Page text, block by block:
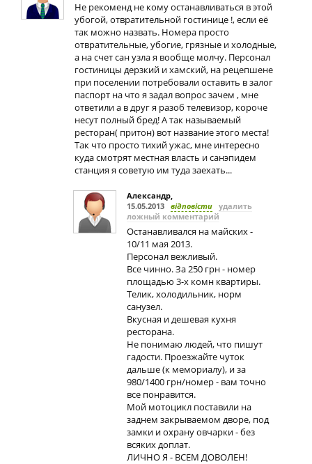
Не рекоменд не кому останавливаться в этой
убогой, отвратительной гостинице !, если её
так можно назвать. Номера просто
отвратительные, убогие, грязные и холодные,
а на счет сан узла я вообще молчу. Персонал
гостиницы дерзкий и хамский, на рецепшене
при поселении потребовали оставить в залог
паспорт на что я задал вопрос зачем , мне
ответили а в друг я разоб телевизор, короче
несут полный бред! А так называемый
ресторан( притон) вот название этого места!
Так что просто тихий ужас, мне интересно
куда смотрят местная власть и санэпидем
станция я советую им туда заехать...
Александр,
15.05.2013 відповісти удалить
ложный комментарий
Останавливался на майских -
10/11 мая 2013.
Персонал вежливый.
Все чинно. За 250 грн - номер
площадью 3-х комн квартиры.
Телик, холодильник, норм
санузел.
Вкусная и дешевая кухня
ресторана.
Не понимаю людей, что пишут
гадости. Проезжайте чуток
дальше (к мемориалу), и за
980/1400 грн/номер - вам точно
все понравится.
Мой мотоцикл поставили на
заднем закрываемом дворе, под
замки и охрану овчарки - без
всяких доплат.
ЛИЧНО Я - ВСЕМ ДОВОЛЕН!